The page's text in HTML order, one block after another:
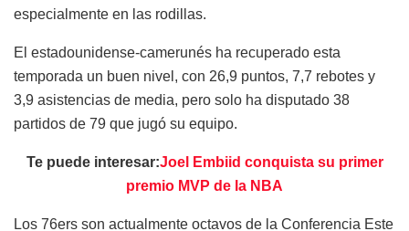
especialmente en las rodillas.
El estadounidense-camerunés ha recuperado esta
temporada un buen nivel, con 26,9 puntos, 7,7 rebotes y
3,9 asistencias de media, pero solo ha disputado 38
partidos de 79 que jugó su equipo.
Te puede interesar:Joel Embiid conquista su primer
premio MVP de la NBA
Los 76ers son actualmente octavos de la Conferencia Este